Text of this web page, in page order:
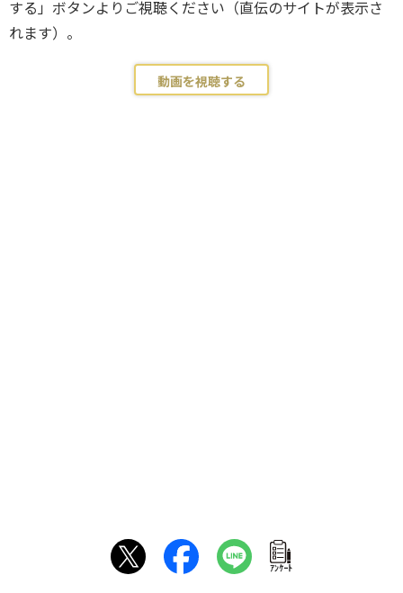
する」ボタンよりご視聴ください（直伝のサイトが表示さ
れます）。
動画を視聴する
ｱﾝｹｰﾄ